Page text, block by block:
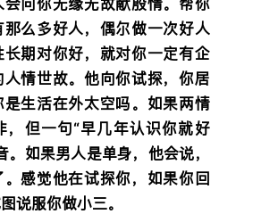
向你无缘无故献殷情。帮你
么多好人，偶尔做一次好人
期对你好，就对你一定有企
人情世故。他向你试探，你居
生活在外太空吗。如果两情
，但一句“早几年认识你就好
。如果男人是单身，他会说，
感觉他在试探你，如果你回
说服你做小三。